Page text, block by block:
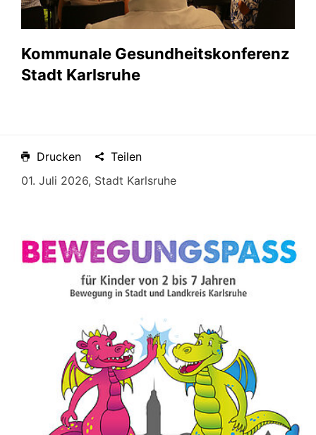
Kommunale Gesundheitskonferenz
Stadt Karlsruhe
Drucken
Teilen
01. Juli 2026, Stadt Karlsruhe